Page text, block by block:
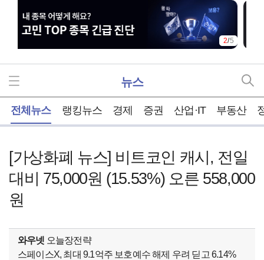
2/5
뉴스
전체뉴스 랭킹뉴스 경제 증권 산업·IT 부동산
[가상화폐 뉴스] 비트코인 캐시, 전일
대비 75,000원 (15.53%) 오른 558,000
원
와우넷 오늘장전략
스페이스X, 최대 9.1억주 보호예수 해제 우려 딛고 6.14%